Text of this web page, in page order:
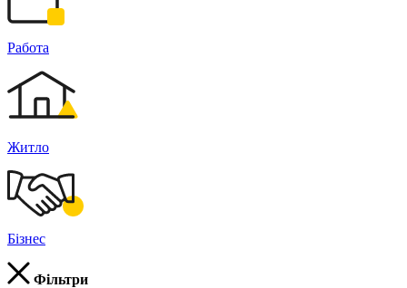
Работа
Житло
Бізнес
Фільтри